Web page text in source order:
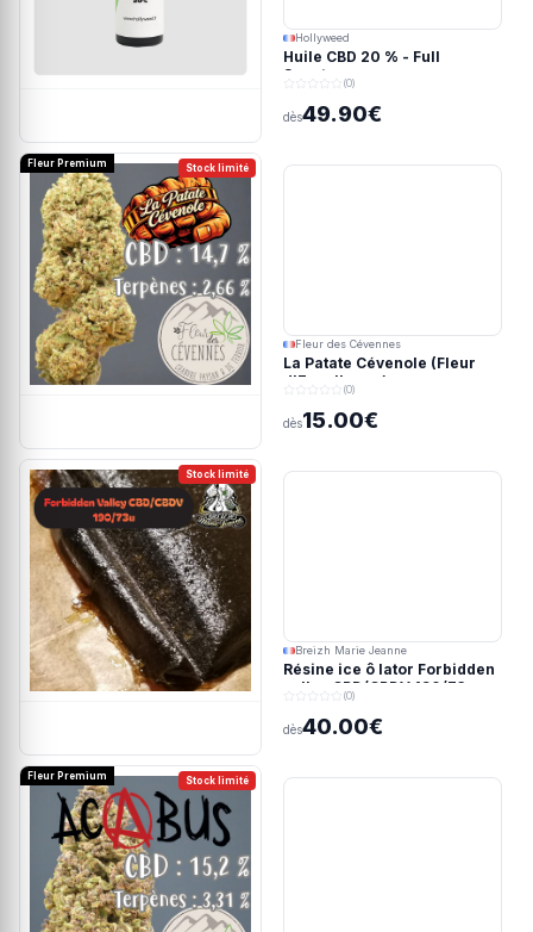
Hollyweed
Huile CBD 20 % - Full
Spectrum
(0)
dès49.90€
Stock limité
Fleur Premium
Fleur des Cévennes
La Patate Cévenole (Fleur
d'Excellence)
(0)
dès15.00€
Stock limité
Breizh Marie Jeanne
Résine ice ô lator Forbidden
valley CBD/CBDV 190/73u
(0)
dès40.00€
Stock limité
Fleur Premium